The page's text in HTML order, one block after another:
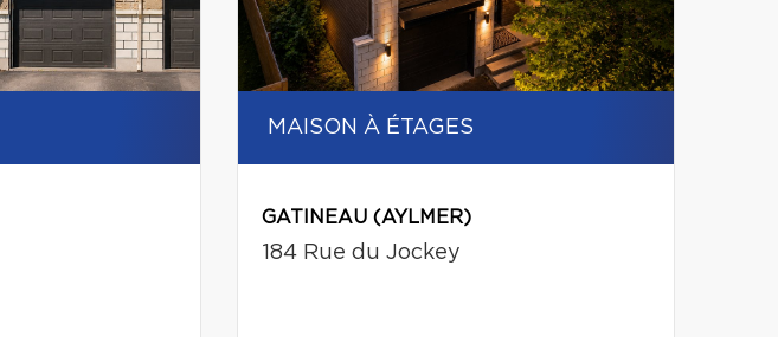
MAISON À ÉTAGES
GATINEAU (AYLMER)
184 Rue du Jockey